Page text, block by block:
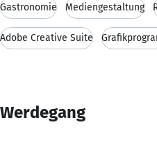
Gastronomie Mediengestaltung
Adobe Creative Suite
Werdegang